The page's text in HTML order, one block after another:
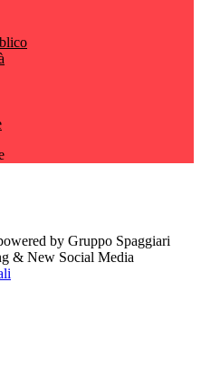
by Gruppo Spaggiari
& New Social Media